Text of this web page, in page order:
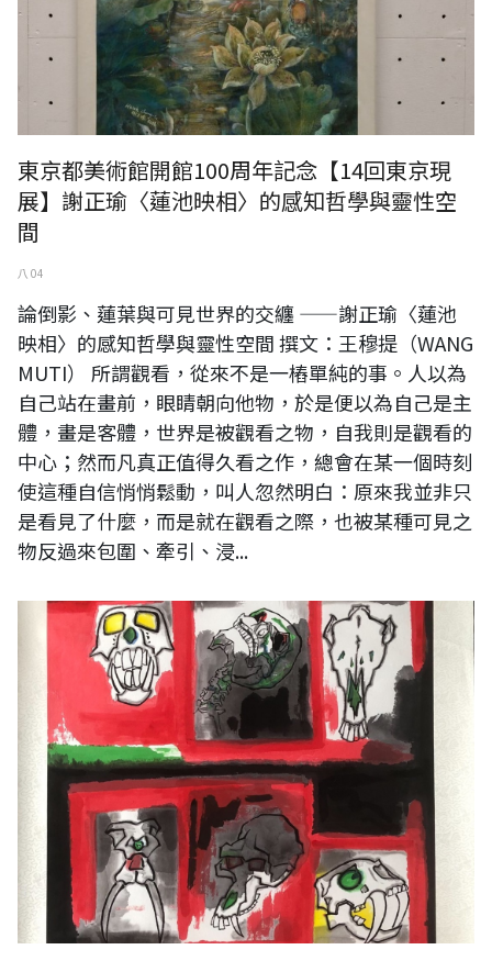
東京都美術館開館100周年記念【14回東京現
展】謝正瑜〈蓮池映相〉的感知哲學與靈性空
間
八 04
論倒影、蓮葉與可見世界的交纏 ——謝正瑜〈蓮池
映相〉的感知哲學與靈性空間 撰文：王穆提（WANG
MUTI） 所謂觀看，從來不是一樁單純的事。人以為
自己站在畫前，眼睛朝向他物，於是便以為自己是主
體，畫是客體，世界是被觀看之物，自我則是觀看的
中心；然而凡真正值得久看之作，總會在某一個時刻
使這種自信悄悄鬆動，叫人忽然明白：原來我並非只
是看見了什麼，而是就在觀看之際，也被某種可見之
物反過來包圍、牽引、浸...